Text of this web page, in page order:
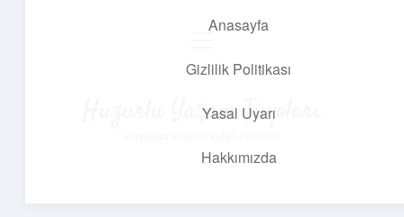
Anasayfa
Gizlilik Politikası
Yasal Uyarı
Hakkımızda
Huzurlu Yaşam Tüyoları